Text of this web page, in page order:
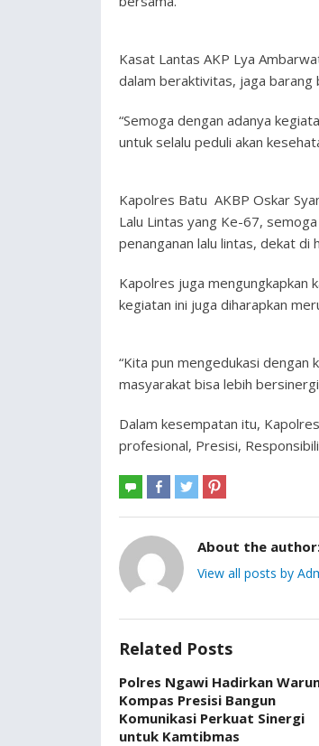
Kasat Lantas AKP Lya
dalam beraktivitas, jaga
“Semoga dengan adanya
untuk selalu peduli akan
Kapolres Batu AKBP Oskar
Lalu Lintas yang Ke-67,
penanganan lalu lintas, dekat di
Kapolres juga mengungkapkan
kegiatan ini juga diharapkan
“Kita pun mengedukasi
masyarakat bisa lebih
Dalam kesempatan itu,
profesional, Presisi,
About the
View all posts by
Related Posts
Polres Ngawi Hadirkan
Kompas Presisi Bangun
Komunikasi Perkuat Sinergi
untuk Kamtibmas